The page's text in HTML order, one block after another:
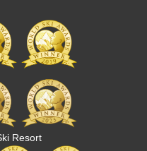
Resort